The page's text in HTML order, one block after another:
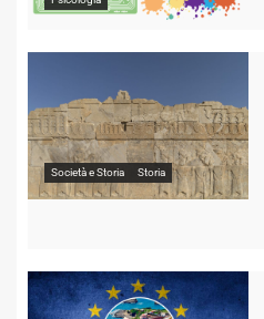
Società e Storia Storia